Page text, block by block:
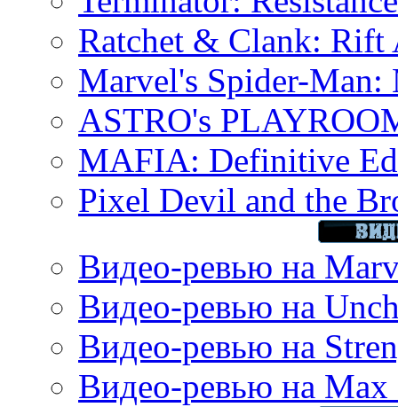
Ratchet & Clank: Rift
Marvel's Spider-Man:
ASTRO's
MAFIA: Definitive
Pixel Devil and the
Видео-ревью на
Видео-ревью на
Видео-ревью на
Видео-ревью на Max